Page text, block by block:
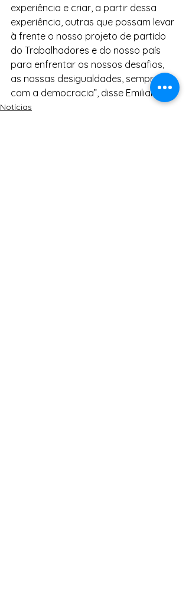
experiência e criar, a partir dessa
experiência, outras que possam levar
à frente o nosso projeto de partido
do Trabalhadores e do nosso país
para enfrentar os nossos desafios,
as nossas desigualdades, sempre
com a democracia”, disse Emiliano.
Notícias